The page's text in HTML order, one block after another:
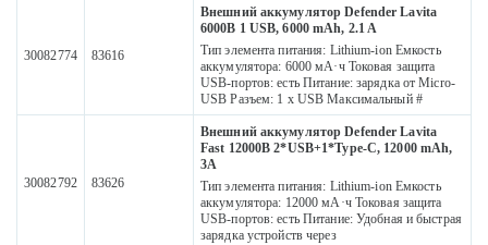
30082774 83616
Внешний аккумулятор Defender Lavita
6000B 1 USB, 6000 mAh, 2.1 A
Тип элемента питания: Lithium-ion Емкость
аккумулятора: 6000 мА·ч Токовая защита
USB-портов: есть Питание: зарядка от Micro-
USB Разъем: 1 x USB Максимальный #
30082792 83626
Внешний аккумулятор Defender Lavita
Fast 12000B 2*USB+1*Type-C, 12000 mAh,
3A
Тип элемента питания: Lithium-ion Емкость
аккумулятора: 12000 мА·ч Токовая защита
USB-портов: есть Питание: Удобная и быстрая
зарядка устройств через